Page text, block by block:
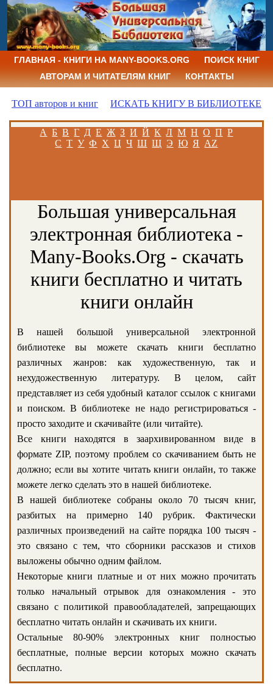
ГЛАВНАЯ - КНИГИ НА MANY-BOOKS.ORG
ПОИСК КНИГ
АВТОРАМ И ЧИТАТЕЛЯМ КНИГ
КОНТАКТЫ
ТОП авторов и книг ИСКАТЬ КНИГУ В БИБЛИОТЕКЕ
А Б В Г Д Е Ж З И Й К Л М Н О П Р
С Т У Ф Х Ц Ч Ш Щ Э Ю Я AZ
Большая универсальная
электронная библиотека -
Many-Books.Org - скачать
книги бесплатно и читать
книги онлайн
В нашей большой универсальной электронной
библиотеке вы можете скачать книги бесплатно
различных жанров: как художественную, так и
нехудожественную литературу. В целом, сайт
представляет из себя удобный каталог ссылок с книгами
и поиском. В библиотеке не надо регистрироваться -
просто заходите и скачивайте (или читайте).
Все книги находятся в заархивированном виде в
формате ZIP, поэтому проблем со скачиванием быть не
должно; если вы хотите читать книги онлайн, то также
можете легко сделать это в нашей библиотеке.
В нашей библиотеке собраны около 70 тысяч книг,
разбитых на примерно 140 рубрик. Фактически
различных произведений на сайте порядка 100 тысяч -
это связано с тем, что сборники рассказов и стихов
выложены обычно одним файлом.
Некоторые книги платные и от них можно прочитать
только начальный отрывок для ознакомления - это
связано с политикой правообладателей, запрещающих
бесплатно читать онлайн и скачивать их книги.
Остальные 80-90% электронных книг полностью
бесплатные, полные версии которых можно скачать
бесплатно.